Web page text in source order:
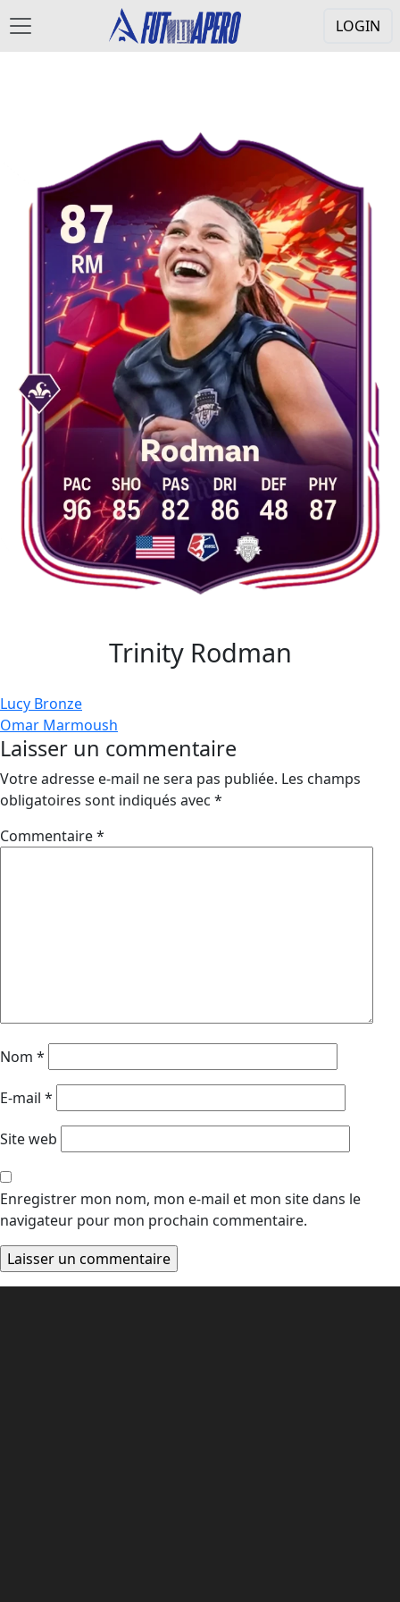
LOGIN
Trinity Rodman
Navigation
de
l’article
Lucy Bronze
Omar Marmoush
Laisser un commentaire
Votre adresse e-mail ne sera pas publiée. Les champs
obligatoires sont indiqués avec *
Commentaire*
Nom *
E-mail *
Site web
Enregistrer mon nom, mon e-mail et mon site dans le
navigateur pour mon prochain commentaire.